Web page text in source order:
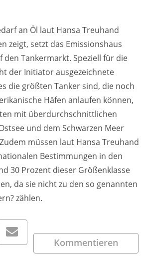
an Öl laut Hansa Treuhand
zeigt, setzt das Emissionshaus
den Tankermarkt. Speziell für die
der Initiator ausgezeichnete
die größten Tanker sind, die noch
Häfen anlaufen können,
mit überdurchschnittlichen
und dem Schwarzen Meer
müssen laut Hansa Treuhand
Bestimmungen in den
30 Prozent dieser Größenklasse
da sie nicht zu den so genannten
zählen.
Kommentieren